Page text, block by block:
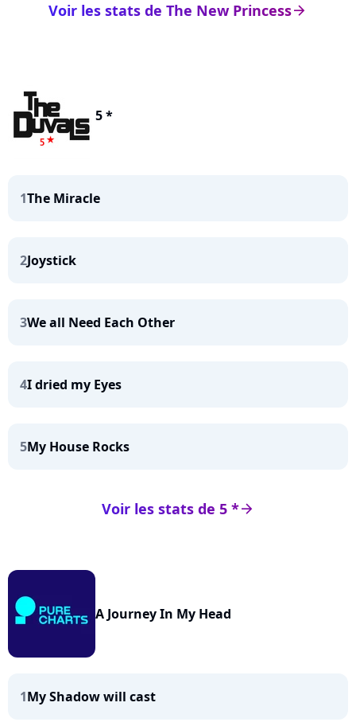
arrow_right
Voir les stats de The New Princess
5 *
1The Miracle
2Joystick
3We all Need Each Other
4I dried my Eyes
5My House Rocks
arrow_right
Voir les stats de 5 *
A Journey In My Head
1My Shadow will cast